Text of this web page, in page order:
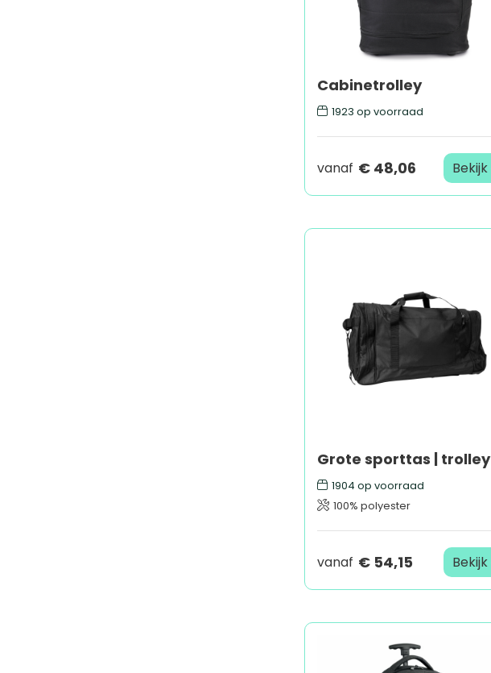
Cabinetrolley
1923 op voorraad
vanaf € 48,06 Bekijk
Grote sporttas | trolley
1904 op voorraad
100% polyester
vanaf € 54,15 Bekijk